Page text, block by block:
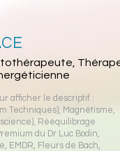
afficher le descriptif :
Techniques), Magnétisme,
, Rééquilibrage
du Dr Luc Bodin,
, EMDR, Fleurs de Bach,